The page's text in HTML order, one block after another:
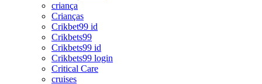
criança
Crianças
Crikbet99 id
Crikbets99
Crikbets99 id
Crikbets99 login
Critical Care
cruises